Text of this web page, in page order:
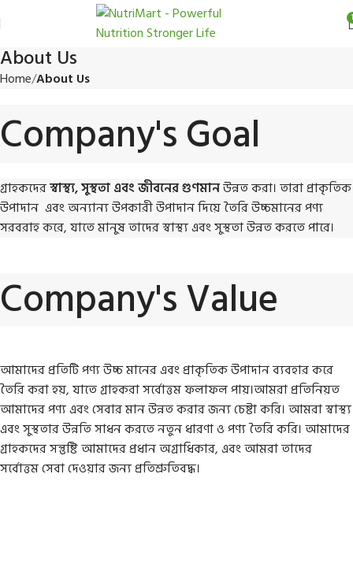
1
About Us
Home About Us
Company's Goal
গ্রাহকদেরস্বাস্থ্য, সুস্থতা এবং জীবনের গুণমানউন্নত করা। তারা প্রাকৃতিক
উপাদান এবং অন্যান্য উপকারী উপাদান দিয়ে তৈরি উচ্চমানের পণ্য
সরবরাহ করে, যাতে মানুষ তাদের স্বাস্থ্য এবং সুস্থতা উন্নত করতে পারে।
Company's Value
আমাদের প্রতিটি পণ্য উচ্চ মানের এবং প্রাকৃতিক উপাদান ব্যবহার করে
তৈরি করা হয়, যাতে গ্রাহকরা সর্বোত্তম ফলাফল পায়।আমরা প্রতিনিয়ত
আমাদের পণ্য এবং সেবার মান উন্নত করার জন্য চেষ্টা করি। আমরা স্বাস্থ্য
এবং সুস্থতার উন্নতি সাধন করতে নতুন ধারণা ও পণ্য তৈরি করি। আমাদের
গ্রাহকদের সন্তুষ্টি আমাদের প্রধান অগ্রাধিকার, এবং আমরা তাদের
সর্বোত্তম সেবা দেওয়ার জন্য প্রতিশ্রুতিবদ্ধ।